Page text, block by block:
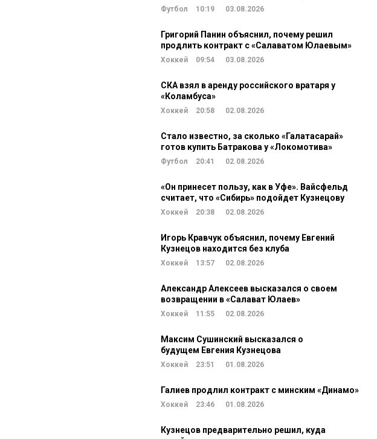
Футбол 10:19 03.08.2026
Григорий Панин объяснил, почему решил
продлить контракт с «Салаватом Юлаевым»
Хоккей 09:54 03.08.2026
СКА взял в аренду российского вратаря у
«Коламбуса»
Хоккей 20:58 02.08.2026
Стало известно, за сколько «Галатасарай»
готов купить Батракова у «Локомотива»
Футбол 20:41 02.08.2026
«Он принесет пользу, как в Уфе». Вайсфельд
считает, что «Сибирь» подойдет Кузнецову
Хоккей 20:38 02.08.2026
Игорь Кравчук объяснил, почему Евгений
Кузнецов находится без клуба
Хоккей 13:57 02.08.2026
Александр Алексеев высказался о своем
возвращении в «Салават Юлаев»
Хоккей 11:55 02.08.2026
Максим Сушинский высказался о
будущем Евгения Кузнецова
Хоккей 23:51 01.08.2026
Галиев продлил контракт с минским «Динамо»
Хоккей 23:46 01.08.2026
Кузнецов предварительно решил, куда